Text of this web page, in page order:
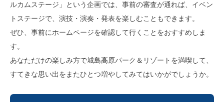
ルカムステージ」という企画では、事前の審査が通れば、イベン
トステージで、演技・演奏・発表を楽しむこともできます。
ぜひ、事前にホームページを確認して行くことをおすすめしま
す。
あなただけの楽しみ方で城島高原パーク＆リゾートを満喫して、
すてきな思い出をまたひとつ増やしてみてはいかがでしょうか。